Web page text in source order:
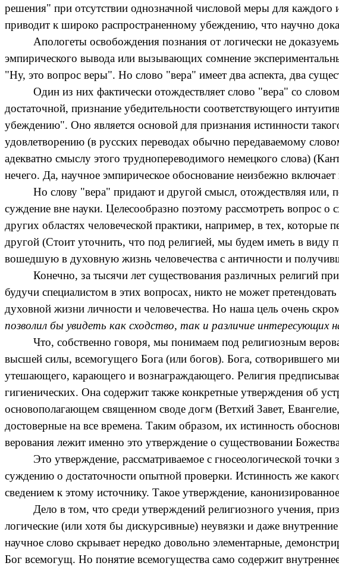
решения" при отсутствии однозначной числовой меры для каждого
приводит к широко распространенному убеждению, что научно
Апологеты освобождения познания от логически не
эмпирического вывода или вызывающих сомнение
"Ну, это вопрос веры". Но слово "вера" имеет два аспекта, два
Один из них фактически отождествляет слово "вера" со
достаточной, признание убедительности соответствующего
убеждению". Оно является основой для признания истинности
удовлетворению (в русских переводах обычно передаваемому
адекватно смыслу этого труднопереводимого немецкого слова)
нечего. Да, научное эмпирическое обоснование неизбежно
Но слову "вера" придают и другой смысл, отождествляя или,
суждение вне науки. Целесообразно поэтому рассмотреть вопрос
других областях человеческой практики, например, в тех,
другой (Стоит уточнить, что под религией, мы будем иметь в
вошедшую в духовную жизнь человечества с античности и
Конечно, за тысячи лет существования различных религий
будучи специалистом в этих вопросах, никто не может
духовной жизни личности и человечества. Но наша цель очень
позволил бы увидеть как сходство, так и различие интересующих
Что, собственно говоря, мы понимаем под религиозным
высшей силы, всемогущего Бога (или богов). Бога, сотворившего
утешающего, карающего и вознаграждающего. Религия
гигиенических. Она содержит также конкретные утверждения об
основополагающем священном своде догм (Ветхий Завет,
достоверные на все времена. Таким образом, их истинность
верования лежит именно это утверждение о существовании
Это утверждение, рассматриваемое с гносеологической
суждению о достаточности опытной проверки. Истинность же
сведением к этому источнику. Такое утверждение,
Дело в том, что среди утверждений религиозного учения,
логические (или хотя бы дискурсивные) неувязки и даже
научное слово скрывает нередко довольно элементарные,
Бог всемогущ. Но понятие всемогущества само содержит